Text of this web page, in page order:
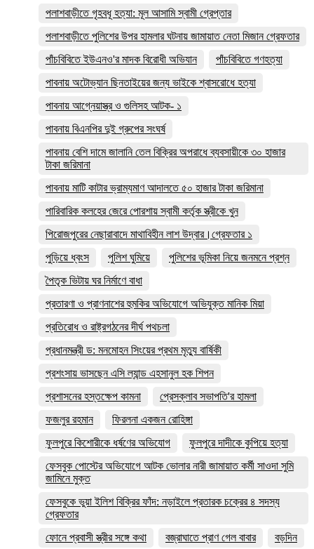
পলাশবাড়ীতে গৃহবধূ হত্যা: মূল আসামি স্বামী গ্রেপ্তার
পলাশবাড়ীতে পুলিশের উপর হামলার ঘটনায় জামায়াত নেতা মিজান গ্রেফতার
পাঁচবিবিতে ইউএনও'র মাদক বিরোধী অভিযান
পাঁচবিবিতে গণহত্যা
পাবনায় অটোভ্যান ছিনতাইয়ের জন্য ভাইকে শ্বাসরোধে হত্যা
পাবনায় আগ্নেয়াস্ত্র ও গুলিসহ আটক- ১
পাবনায় বিএনপির দুই গ্রুপের সংঘর্ষ
পাবনায় বেশি দামে জালানি তেল বিক্রির অপরাধে ব্যবসায়ীকে ৩০ হাজার
টাকা জরিমানা
পাবনায় মাটি কাটার ভ্রাম্যমাণ আদালতে ৫০ হাজার টাকা জরিমানা
পারিবারিক কলহের জেরে পোরশায় স্বামী কর্তৃক স্ত্রীকে খুন
পিরোজপুরের নেছারাবাদে মাথাবিহীন লাশ উদ্বার।গ্রেফতার ১
পুড়িয়ে ধ্বংস
পুলিশ ঘুমিয়ে
পুলিশের ভূমিকা নিয়ে জনমনে প্রশ্ন
পৈতৃক ভিটায় ঘর নির্মাণে বাধা
প্রতারণা ও প্রাণনাশের হুমকির অভিযোগে অভিযুক্ত মানিক মিয়া
প্রতিরোধ ও রাষ্ট্রগঠনের দীর্ঘ পথচলা
প্রধানমন্ত্রী ড: মনমোহন সিংয়ের প্রথম মৃত্যু বার্ষিকী
প্রশংসায় ভাসছেন এসি ল্যান্ড এহসানুল হক শিপন
প্রশাসনের হস্তক্ষেপ কামনা
প্রেসক্লাব সভাপতি'র হামলা
ফজলুর রহমান
ফিরলনা একজন রোহিঙ্গা
ফুলপুরে কিশোরীকে ধর্ষণের অভিযোগ
ফুলপুরে দাদীকে কুপিয়ে হত্যা
ফেসবুক পোস্টের অভিযোগে আটক ভোলার নারী জামায়াত কর্মী সাওদা সুমি
জামিনে মুক্ত
ফেসবুকে ভুয়া ইলিশ বিক্রির ফাঁদ: নড়াইলে প্রতারক চক্রের ৪ সদস্য
গ্রেফতার
ফোনে প্রবাসী স্ত্রীর সঙ্গে কথা
বজ্রাঘাতে প্রাণ গেল বাবার
বড়দিন